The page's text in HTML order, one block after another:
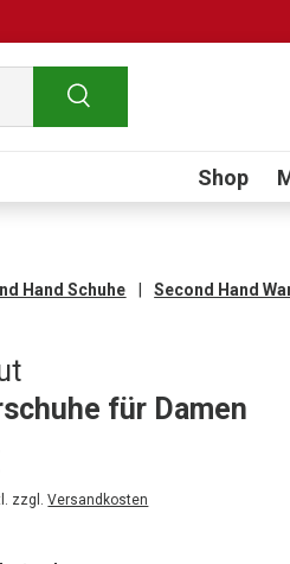
Suchen
Submenu
Shop
Hand Schuhe Second Hand
für Damen
zzgl.Versandkosten